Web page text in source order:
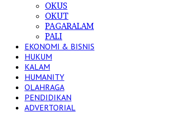
OKUS
OKUT
PAGARALAM
PALI
EKONOMI & BISNIS
HUKUM
KALAM
HUMANITY
OLAHRAGA
PENDIDIKAN
ADVERTORIAL